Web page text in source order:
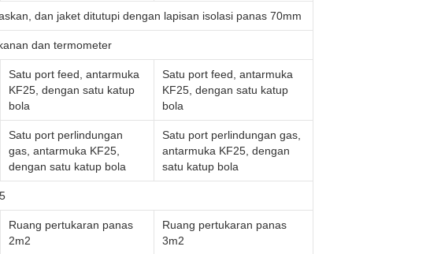
dan jaket ditutupi dengan lapisan isolasi panas 70mm
dan termometer
Satu port feed, antarmuka
KF25, dengan satu katup
bola
Satu port feed, antarmuka
KF25, dengan satu katup
bola
Satu port perlindungan
gas, antarmuka KF25,
dengan satu katup bola
Satu port perlindungan gas,
antarmuka KF25, dengan
satu katup bola
Ruang pertukaran panas
2m2
Ruang pertukaran panas
3m2